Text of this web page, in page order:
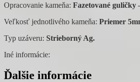
Opracovanie kameňa: Fazetované guličky
Veľkosť jednotlivého kameňa: Priemer
Typ uzáveru: Strieborný Ag.
Iné informácie:
Ďalšie informácie